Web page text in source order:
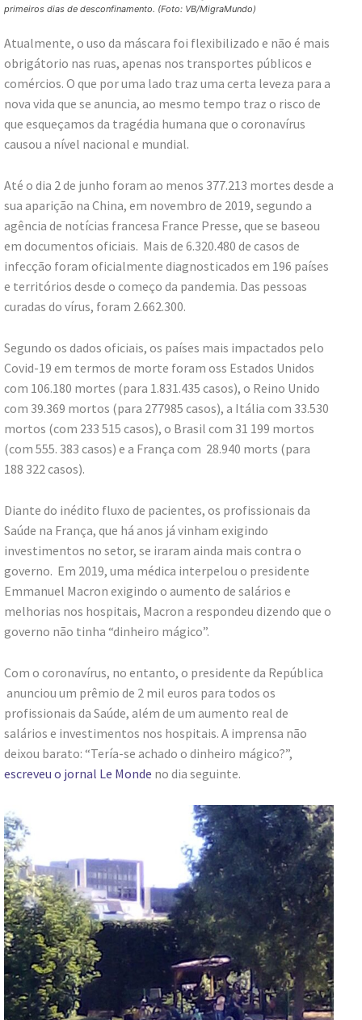
primeiros dias de desconfinamento. (Foto: VB/MigraMundo)
Atualmente, o uso da máscara foi flexibilizado e não é mais
obrigátorio nas ruas, apenas nos transportes públicos e
comércios. O que por uma lado traz uma certa leveza para a
nova vida que se anuncia, ao mesmo tempo traz o risco de
que esqueçamos da tragédia humana que o coronavírus
causou a nível nacional e mundial.
Até o dia 2 de junho foram ao menos 377.213 mortes desde a
sua aparição na China, em novembro de 2019, segundo a
agência de notícias francesa France Presse, que se baseou
em documentos oficiais. Mais de 6.320.480 de casos de
infecção foram oficialmente diagnosticados em 196 países
e territórios desde o começo da pandemia. Das pessoas
curadas do vírus, foram 2.662.300.
Segundo os dados oficiais, os países mais impactados pelo
Covid-19 em termos de morte foram oss Estados Unidos
com 106.180 mortes (para 1.831.435 casos), o Reino Unido
com 39.369 mortos (para 277985 casos), a Itália com 33.530
mortos (com 233 515 casos), o Brasil com 31 199 mortos
(com 555. 383 casos) e a França com 28.940 morts (para
188 322 casos).
Diante do inédito fluxo de pacientes, os profissionais da
Saúde na França, que há anos já vinham exigindo
investimentos no setor, se iraram ainda mais contra o
governo. Em 2019, uma médica interpelou o presidente
Emmanuel Macron exigindo o aumento de salários e
melhorias nos hospitais, Macron a respondeu dizendo que o
governo não tinha “dinheiro mágico”.
Com o coronavírus, no entanto, o presidente da República
anunciou um prêmio de 2 mil euros para todos os
profissionais da Saúde, além de um aumento real de
salários e investimentos nos hospitais. A imprensa não
deixou barato: “Tería-se achado o dinheiro mágico?”,
escreveu o jornal Le Monde no dia seguinte.